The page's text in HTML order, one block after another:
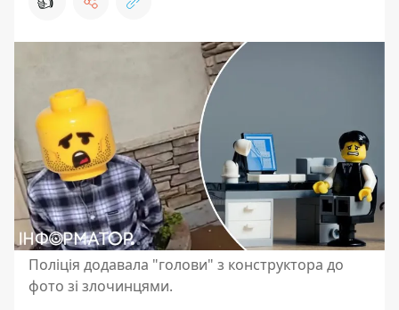
Поліція додавала "голови" з конструктора до
фото зі злочинцями.